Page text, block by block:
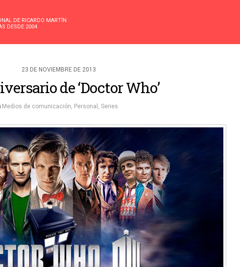
DE RICARDO MARTÍN
DESDE 2004
23 DE NOVIEMBRE DE 2013
de ‘Doctor Who’
Medios de comunicación, Personal , Series